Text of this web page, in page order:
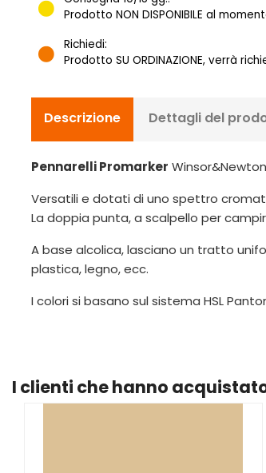
Prodotto NON DISPONIBILE al
Richiedi:
Prodotto SU ORDINAZIONE, verrà
Descrizione Dettagli del
Pennarelli Promarker
Versatili e dotati di uno spettro
La doppia punta, a scalpello per
A base alcolica, lasciano un tratto
plastica, legno, ecc.
I colori si basano sul sistema HSL
I clienti che hanno